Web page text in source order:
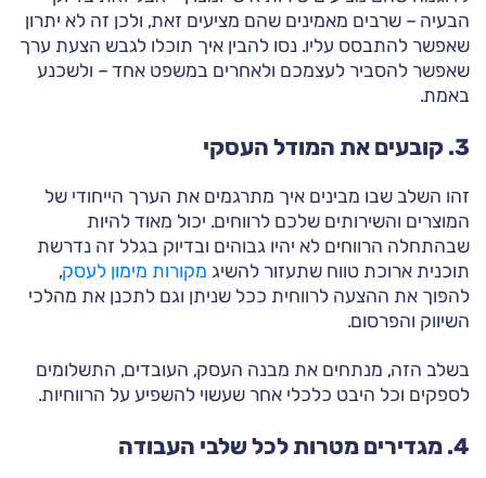
הבעיה – שרבים מאמינים שהם מציעים זאת, ולכן זה לא יתרון
שאפשר להתבסס עליו. נסו להבין איך תוכלו לגבש הצעת ערך
שאפשר להסביר לעצמכם ולאחרים במשפט אחד – ולשכנע
באמת.
3. קובעים את המודל העסקי
זהו השלב שבו מבינים איך מתרגמים את הערך הייחודי של
המוצרים והשירותים שלכם לרווחים. יכול מאוד להיות
שבהתחלה הרווחים לא יהיו גבוהים ובדיוק בגלל זה נדרשת
תוכנית ארוכת טווח שתעזור להשיג מקורות מימון לעסק,
להפוך את ההצעה לרווחית ככל שניתן וגם לתכנן את מהלכי
השיווק והפרסום.
בשלב הזה, מנתחים את מבנה העסק, העובדים, התשלומים
לספקים וכל היבט כלכלי אחר שעשוי להשפיע על הרווחיות.
4. מגדירים מטרות לכל שלבי העבודה